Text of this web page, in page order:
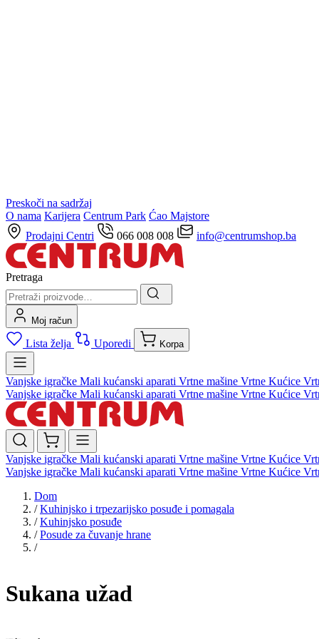
Preskoči na sadržaj
O nama Karijera Centrum Park Ćao Majstore
Prodajni Centri
066 008 008 info@centrumshop.ba
Pretraga
Moj račun
Lista želja Uporedi Korpa
Vanjske igračke Mali kućanski aparati Vrtne mašine Vrtne Kućice
Vanjske igračke Mali kućanski aparati Vrtne mašine Vrtne Kućice
Vanjske igračke Mali kućanski aparati Vrtne mašine Vrtne Kućice
Vanjske igračke Mali kućanski aparati Vrtne mašine Vrtne Kućice
Dom
/ Kuhinjsko i trpezarijsko posuđe i pomagala
/ Kuhinjsko posuđe
/ Posude za čuvanje hrane
/
Sukana užad